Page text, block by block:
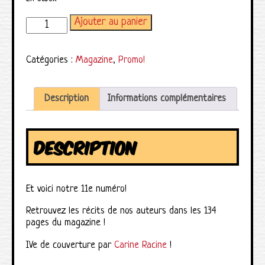
quantité de Magazine Splotch! numéro 11
Ajouter au panier
Catégories : Magazine, Promo!
Description Informations complémentaires
DESCRIPTION
Et voici notre 11e numéro!
Retrouvez les récits de nos auteurs dans les 134
pages du magazine !
IVe de couverture par Carine Racine !